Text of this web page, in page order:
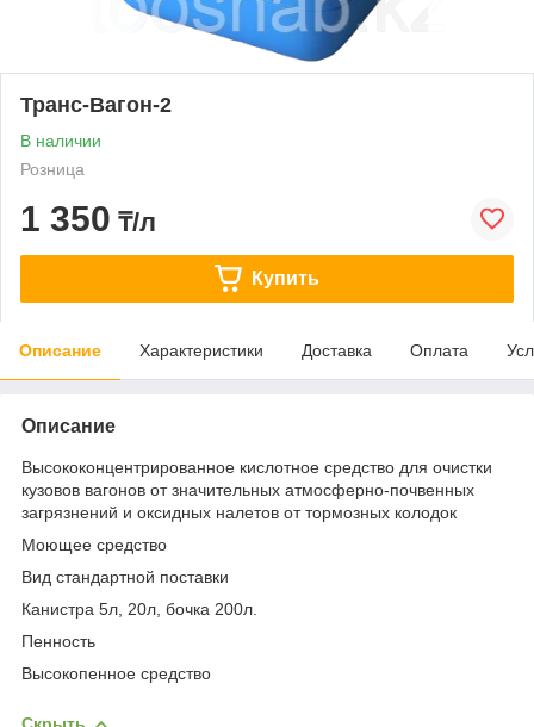
Транс-Вагон-2
В наличии
Розница
1 350 ₸/л
Купить
Описание Характеристики Доставка Оплата
Описание
Высококонцентрированное кислотное средство для очистки
кузовов вагонов от значительных атмосферно-почвенных
загрязнений и оксидных налетов от тормозных колодок
Моющее средство
Вид стандартной поставки
Канистра 5л, 20л, бочка 200л.
Пенность
Высокопенное средство
Скрыть